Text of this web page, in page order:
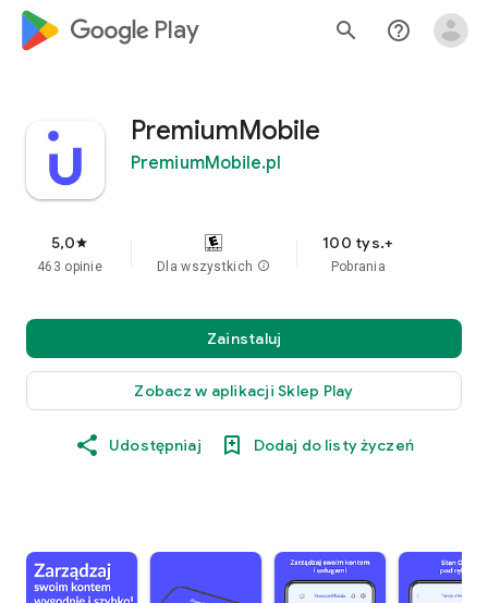
google_logo Play search help_outline
PremiumMobile
PremiumMobile.pl
5,0star
463 opinie Dla wszystkich info
100 tys.+
Pobrania
Zainstaluj
Zobacz w aplikacji Sklep Play
Udostępniaj Dodaj do listy życzeń